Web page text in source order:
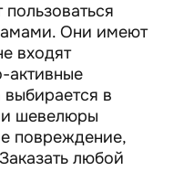
Они имеют
входят
активные
выбирается в
шевелюры
повреждение,
любой